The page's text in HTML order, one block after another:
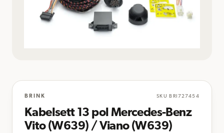
BRINK SKU BRI727454
Kabelsett 13 pol Mercedes-Benz
Vito (W639) / Viano (W639)